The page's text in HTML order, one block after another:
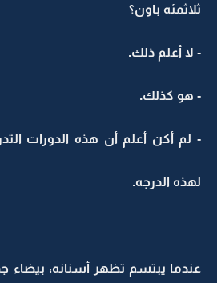
ثلاثمئه باون؟
- لا أعلم ذلك.
- هو كذلك.
- لم أكن أعلم أن هذه الدورات
لهذه الدرجه.
عندما يبتسم تظهر أسنانه، بيضاء